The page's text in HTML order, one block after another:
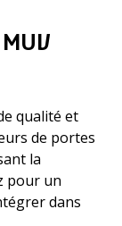
qualité et
de portes
la
pour un
dans